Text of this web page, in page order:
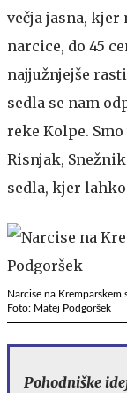
večja jasna, kjer
narcice, do 45
najjužnjejše
sedla se nam
reke Kolpe.
Risnjak,
sedla, kjer
Narcise na Kremparskem
Foto: Matej Podgoršek
Pohodniške